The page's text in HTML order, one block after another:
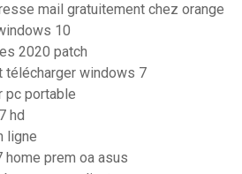
mail gratuitement chez orange
10
2020 patch
télécharger windows 7
pc portable
hd
ligne
prem oa asus